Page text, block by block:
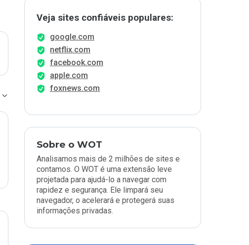
Veja sites confiáveis populares:
google.com
netflix.com
facebook.com
apple.com
foxnews.com
Sobre o WOT
Analisamos mais de 2 milhões de sites e
contamos. O WOT é uma extensão leve
projetada para ajudá-lo a navegar com
rapidez e segurança. Ele limpará seu
navegador, o acelerará e protegerá suas
informações privadas.